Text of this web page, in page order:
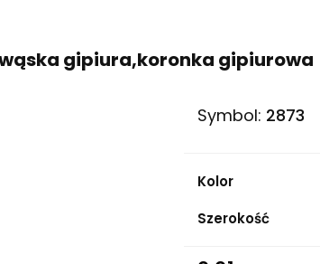
gipiura,koronka gipiurowa
Symbol: 2873
Kolor
Szerokość